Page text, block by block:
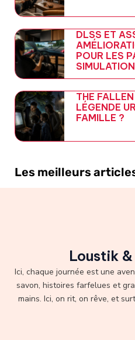
DLSS ET
POUR LES
THE
LÉGENDE
FAMILLE ?
Les meilleurs
Loustik
Ici, chaque journée est une
savon, histoires farfelues et
mains. Ici, on rit, on rêve, et